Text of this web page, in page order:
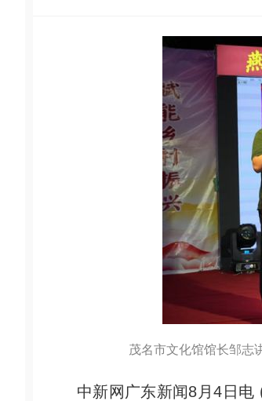
茂名市文化馆馆长邹志
中新网广东新闻8月4日电 (